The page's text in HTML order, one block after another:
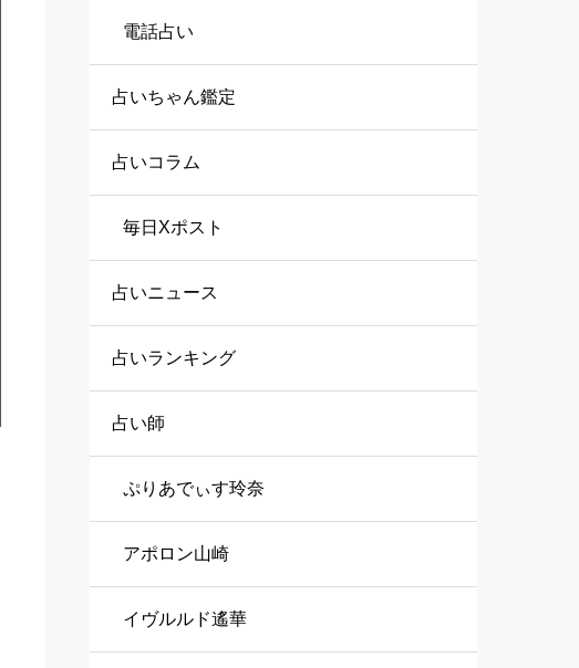
電話占い
占いちゃん鑑定
占いコラム
毎日Xポスト
占いニュース
占いランキング
占い師
ぷりあでぃす玲奈
アポロン山崎
イヴルルド遙華